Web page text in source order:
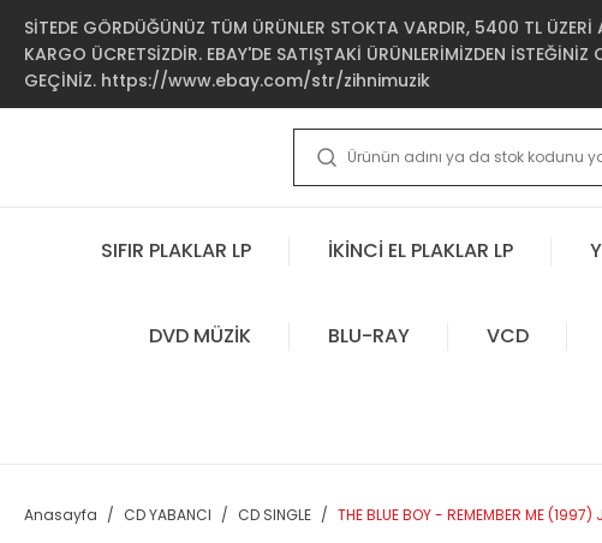
SİTEDE GÖRDÜĞÜNÜZ TÜM ÜRÜNLER STOKTA VARDIR, 5400 TL ÜZERİ
KARGO ÜCRETSİZDİR. EBAY'DE SATIŞTAKİ ÜRÜNLERİMİZDEN İSTEĞİNİZ
GEÇİNİZ. https://www.ebay.com/str/zihnimuzik
SIFIR PLAKLAR LP İKİNCİ EL PLAKLAR LP
DVD MÜZİK BLU-RAY VCD
Anasayfa CD YABANCI CD SINGLE THE BLUE BOY - REMEMBER ME (1997)